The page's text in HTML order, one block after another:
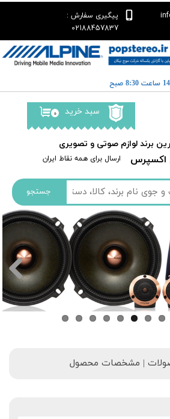
جستجو
اکسپرس ​​ارسال برای همه نقاط ایران
پیگیری سفارش :
02188457837
۰ سبد خرید
برند لوازم صوتی و تصویری
| مشخصات محصول